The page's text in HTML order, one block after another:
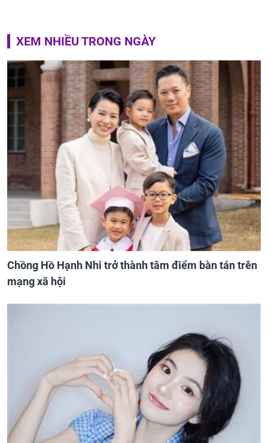
XEM NHIỀU TRONG NGÀY
Chồng Hồ Hạnh Nhi trở thành tâm điểm bàn tán trên
mạng xã hội